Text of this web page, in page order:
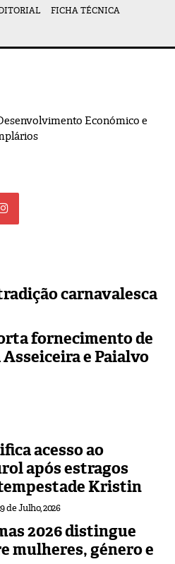
FICHA TÉCNICA
Económico e
carnavalesca
fornecimento de
e Paialvo
acesso ao
após estragos
Kristin
de Julho, 2026
2026 distingue
mulheres, género e